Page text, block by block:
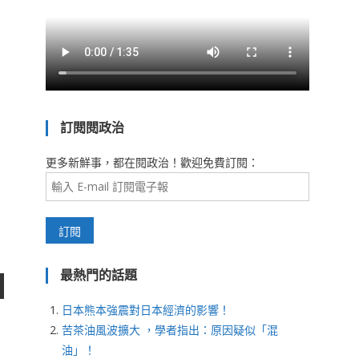
訂閱閱政治
更多新鮮事，都在閱政治！歡迎免費訂閱：
最熱門的話題
日本熊本強震對日本經濟的影響！
苦茶油風波擴大 ，學者指出：原因疑似「混
油」！